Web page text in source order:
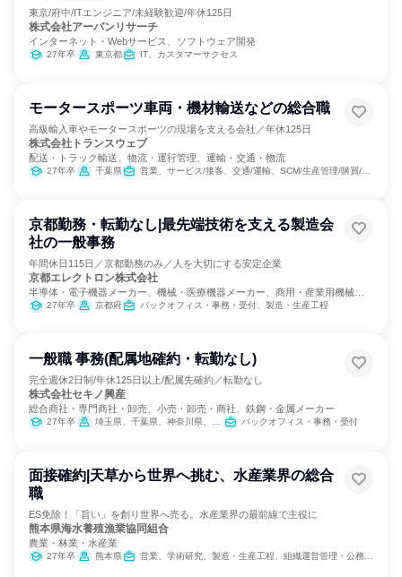
東京/府中/ITエンジニア/未経験歓迎/年休125日
株式会社アーバンリサーチ
インターネット・Webサービス、ソフトウェア開発
27年卒 東京都 IT、カスタマーサクセス
モータースポーツ車両・機材輸送などの総合職
高級輸入車やモータースポーツの現場を支える会社／年休125日
株式会社トランスウェブ
配送・トラック輸送、物流・運行管理、運輸・交通・物流
27年卒 千葉県 営業、サービス/接客、交通/運輸、SCM/生産管理/購買/物流、商品企画、マーケティング・広告・宣伝
京都勤務・転勤なし|最先端技術を支える製造会
社の一般事務
年間休日115日／京都勤務のみ／人を大切にする安定企業
京都エレクトロン株式会社
半導体・電子機器メーカー、機械・医療機器メーカー、商用・産業用機械サ
ービス27年卒 京都府 バックオフィス・事務・受付、製造・生産工程
一般職 事務(配属地確約・転勤なし)
完全週休2日制/年休125日以上/配属先確約／転勤なし
株式会社セキノ興産
総合商社・専門商社・卸売、小売・卸売・商社、鉄鋼・金属メーカー
27年卒 埼玉県、千葉県、神奈川県、新潟県、富山県、山梨県、愛知県、滋賀県 バックオフィス・事務・受付
面接確約|天草から世界へ挑む、水産業界の総合
職
ES免除！「旨い」を創り世界へ売る。水産業界の最前線で主役に
熊本県海水養殖漁業協同組合
農業・林業・水産業
27年卒 熊本県 営業、学術研究、製造・生産工程、組織運営管理・公務員・事務系職種